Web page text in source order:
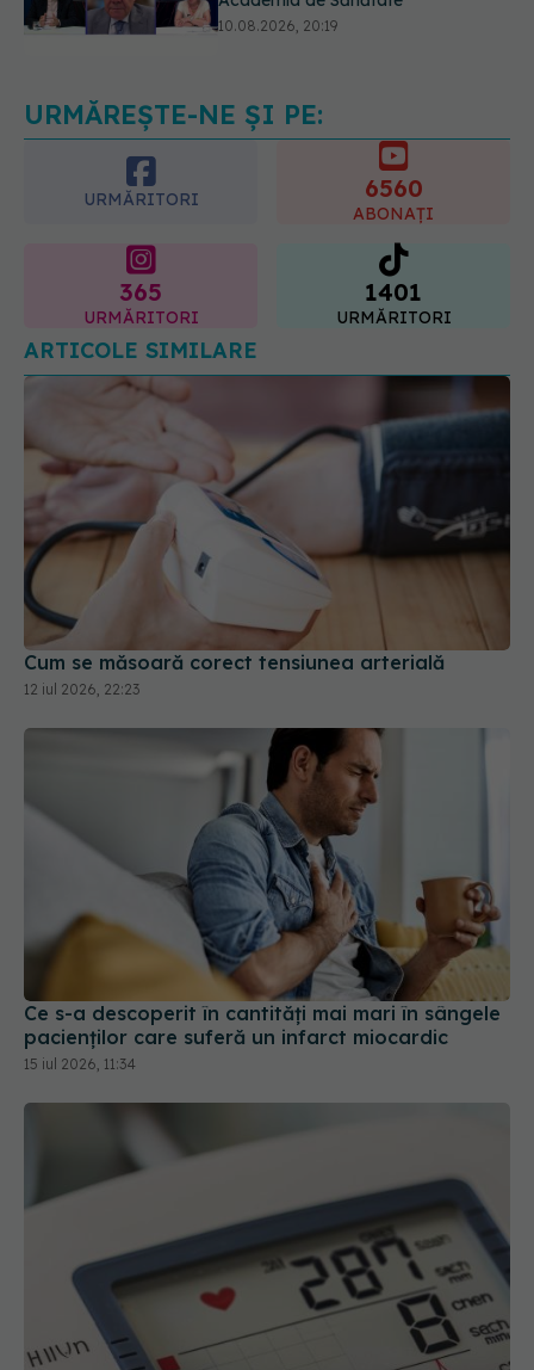
Semnul de pe picioare care poate
dezvălui că arterele sunt grav
URMĂREȘTE-NE ȘI PE:
URMĂRITORI 6560
ABONAȚI
365
URMĂRITORI
1401
URMĂRITORI
ARTICOLE SIMILARE
Cum se măsoară corect tensiunea arterială
12 iul 2026, 22:23
Ce s-a descoperit în cantități mai mari în sângele
pacienților care suferă un infarct miocardic
15 iul 2026, 11:34